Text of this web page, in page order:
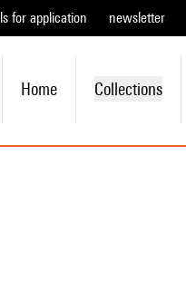
for application newsletter
Home Collections